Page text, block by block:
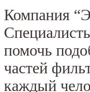
Компания
помочь
частей
каждый